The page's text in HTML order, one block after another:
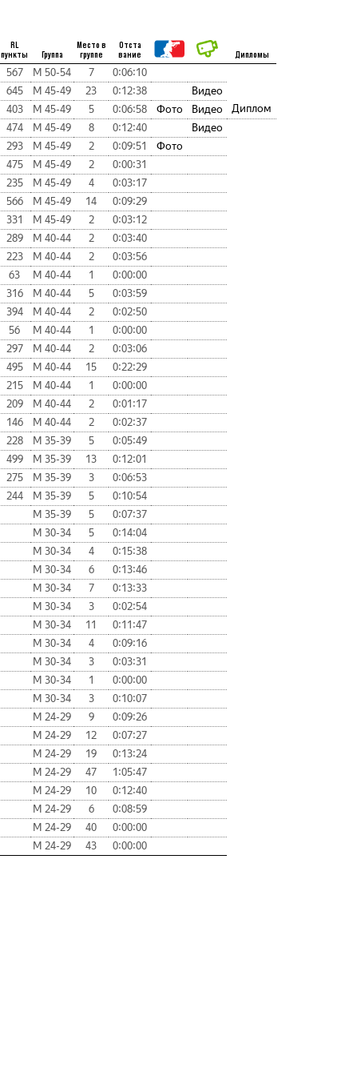
RL
пункты
Группа
Место в
группе
Отста
вание
Дипломы
567 М 50-54 7
0:06:10
645 М 45-49 23 0:12:38
Видео
403 М 45-49 5 0:06:58 Фото Видео
Диплом
474 М 45-49 8 0:12:40
Видео
293 М 45-49 2 0:09:51
Фото
475 М 45-49 2
0:00:31
235 М 45-49 4
0:03:17
566 М 45-49 14
0:09:29
331 М 45-49 2
0:03:12
289 М 40-44 2
0:03:40
223 М 40-44 2
0:03:56
63 М 40-44 1
0:00:00
316 М 40-44 5
0:03:59
394 М 40-44 2
0:02:50
56 М 40-44 1
0:00:00
297 М 40-44 2
0:03:06
495 М 40-44 15
0:22:29
215 М 40-44 1
0:00:00
209 М 40-44 2
0:01:17
146 М 40-44 2
0:02:37
228 М 35-39 5
0:05:49
499 М 35-39 13
0:12:01
275 М 35-39 3
0:06:53
244 М 35-39 5
0:10:54
М 35-39 5
0:07:37
М 30-34 5
0:14:04
М 30-34 4
0:15:38
М 30-34 6
0:13:46
М 30-34 7
0:13:33
М 30-34 3
0:02:54
М 30-34 11
0:11:47
М 30-34 4
0:09:16
М 30-34 3
0:03:31
М 30-34 1
0:00:00
М 30-34 3
0:10:07
М 24-29 9
0:09:26
М 24-29 12
0:07:27
М 24-29 19
0:13:24
М 24-29 47
1:05:47
М 24-29 10
0:12:40
М 24-29 6
0:08:59
М 24-29 40
0:00:00
М 24-29 43 0:00:00